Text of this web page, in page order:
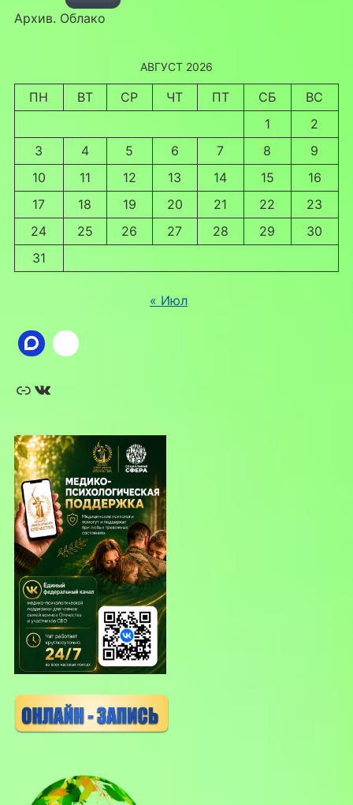
Архив. Облако
АВГУСТ 2026
ПН ВТ СР ЧТ ПТ СБ
ВС
1
2
3
4 5 6 7 8
9
10
11 12 13 14 15
16
17
18 19 20 21 22
23
24
25 26 27 28 29
30
31
« Июл
Ссылка